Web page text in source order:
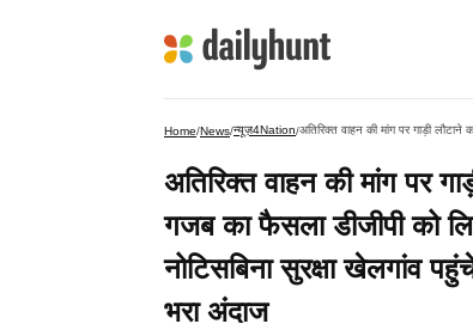
Home/News/न्यूज़4Nation/
अतिरिक्त वाहन की मांग पर
गजब का फैसला डीजीपी को
नोटिसबिना सुरक्षा खेलगांव
भरा अंदाज